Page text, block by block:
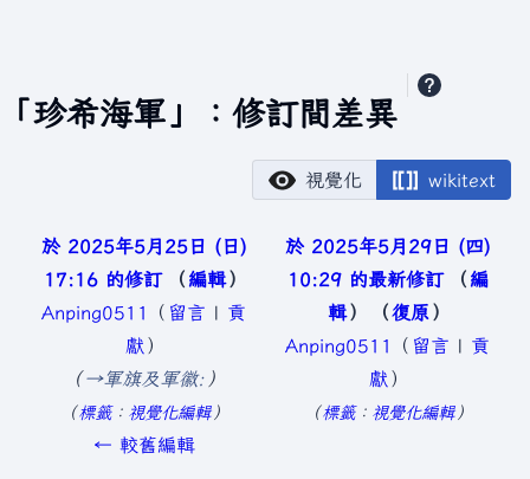
「珍希海軍」：修訂間差異
視覺化 wikitext
於 2025年5月25日 (日)
17:16 的修訂
編輯
Anping0511
（ 留言 | 貢
獻 ）
→軍旗及軍徽:
標籤： 視覺化編輯
← 較舊編輯
於 2025年5月29日 (四)
10:29 的最新修訂
編
輯
復原
Anping0511
（ 留言 | 貢
獻 ）
標籤： 視覺化編輯